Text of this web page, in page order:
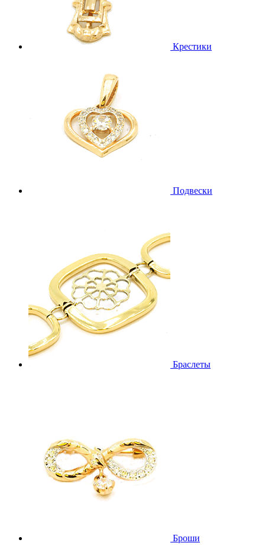
Крестики
Подвески
Браслеты
Броши